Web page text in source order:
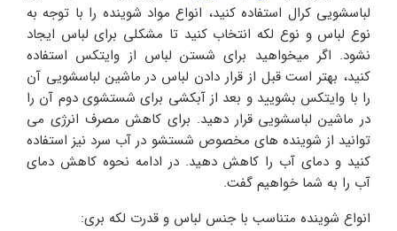
لباسشویی کرال استفاده کنید، انواع مواد شوینده را با توجه به
نوع لباس و نوع لکه انتخاب کنید تا مشکلی برای لباس ایجاد
نشود. اگر میخواهید برای شستن لباس از وایتکس استفاده
کنید، بهتر است قبل از قرار دادن لباس در ماشین لباسشویی آن
را با وایتکس بشویید و بعد از آبکشی برای شستشوی دوم آن را
در ماشین لباسشویی قرار دهید. برای کاهش مصرف انرژی می
توانید از شوینده های مخصوص شستشو در آب سرد نیز استفاده
کنید و دمای آب را کاهش دهید. در ادامه نحوه کاهش دمای
آب را به شما خواهیم گفت.
انواع شوینده متناسب با جنس لباس و قدرت لکه بری: